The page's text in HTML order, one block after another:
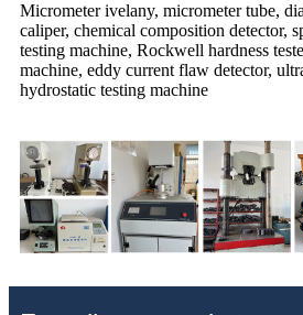
Micrometer ivelany, micrometer tube,
caliper, chemical composition detector,
testing machine, Rockwell hardness
machine, eddy current flaw detector,
hydrostatic testing machine